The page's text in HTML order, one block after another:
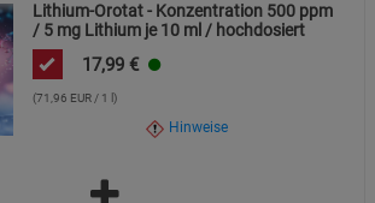
Lithium-Orotat - Konzentration 500 ppm
/ 5 mg Lithium je 10 ml / hochdosiert
17,99 €
(71,96 EUR / 1 l)
Hinweise